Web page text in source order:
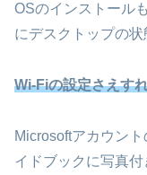
OSのインストール
にデスクトップの状
Wi-Fiの設定さえす
Microsoftアカウン
イドブックに写真付